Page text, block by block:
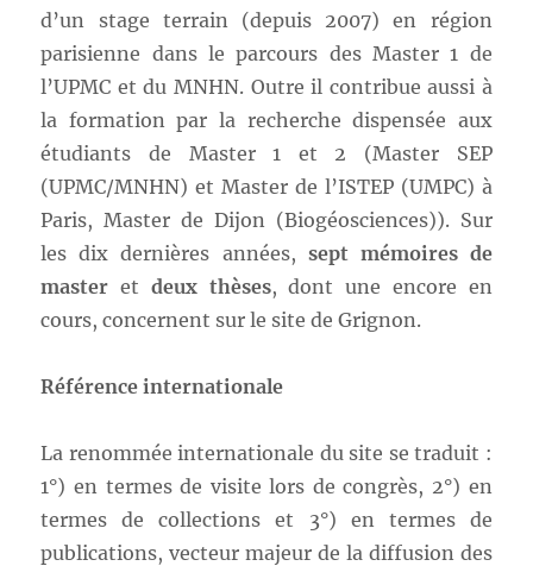
d’un stage terrain (depuis 2007) en région
parisienne dans le parcours des Master 1 de
l’UPMC et du MNHN. Outre il contribue aussi à
la formation par la recherche dispensée aux
étudiants de Master 1 et 2 (Master SEP
(UPMC/MNHN) et Master de l’ISTEP (UMPC) à
Paris, Master de Dijon (Biogéosciences)). Sur
les dix dernières années, sept mémoires de
master et deux thèses, dont une encore en
cours, concernent sur le site de Grignon.
Référence internationale
La renommée internationale du site se traduit :
1°) en termes de visite lors de congrès, 2°) en
termes de collections et 3°) en termes de
publications, vecteur majeur de la diffusion des